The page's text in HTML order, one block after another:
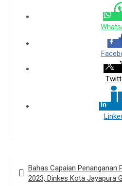
pos
Bahas Capaian Penanganan
2023, Dinkes Kota Jayapura